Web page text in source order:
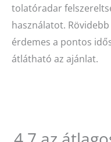
tolatóradar
használatot.
érdemes a pontos
átlátható az ajánlat.